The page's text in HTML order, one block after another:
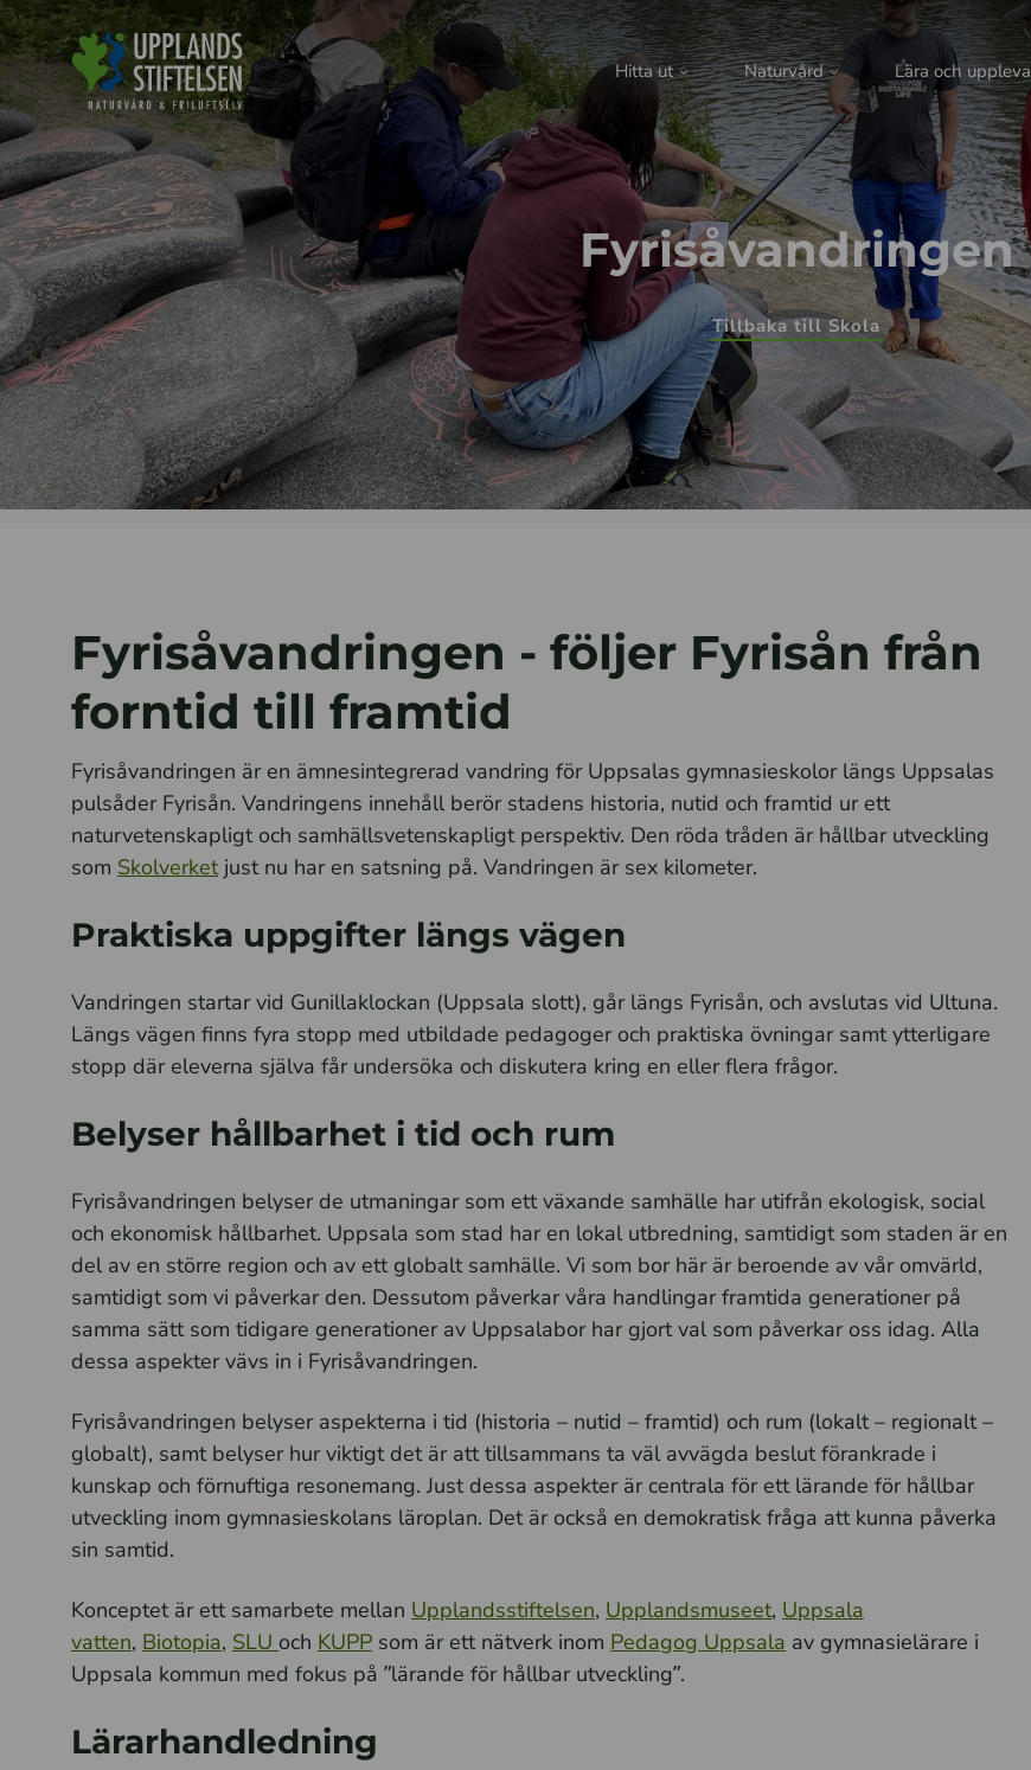
Hitta ut Naturvård Lära och uppleva
Fyrisåvandringen
Tillbaka till Skola
Fyrisåvandringen - följer Fyrisån från
forntid till framtid
Fyrisåvandringen är en ämnesintegrerad vandring för Uppsalas gymnasieskolor längs Uppsalas
pulsåder Fyrisån. Vandringens innehåll berör stadens historia, nutid och framtid ur ett
naturvetenskapligt och samhällsvetenskapligt perspektiv. Den röda tråden är hållbar utveckling
som Skolverketjust nu har en satsning på. Vandringen är sex kilometer.
Praktiska uppgifter längs vägen
Vandringen startar vid Gunillaklockan (Uppsala slott), går längs Fyrisån, och avslutas vid Ultuna.
Längs vägen finns fyra stopp med utbildade pedagoger och praktiska övningar samt ytterligare
stopp där eleverna själva får undersöka och diskutera kring en eller flera frågor.
Belyser hållbarhet i tid och rum
Fyrisåvandringen belyser de utmaningar som ett växande samhälle har utifrån ekologisk, social
och ekonomisk hållbarhet. Uppsala som stad har en lokal utbredning, samtidigt som staden är en
del av en större region och av ett globalt samhälle. Vi som bor här är beroende av vår omvärld,
samtidigt som vi påverkar den. Dessutom påverkar våra handlingar framtida generationer på
samma sätt som tidigare generationer av Uppsalabor har gjort val som påverkar oss idag. Alla
dessa aspekter vävs in i Fyrisåvandringen.
Fyrisåvandringen belyser aspekterna i tid (historia – nutid – framtid) och rum (lokalt – regionalt –
globalt), samt belyser hur viktigt det är att tillsammans ta väl avvägda beslut förankrade i
kunskap och förnuftiga resonemang. Just dessa aspekter är centrala för ett lärande för hållbar
utveckling inom gymnasieskolans läroplan. Det är också en demokratisk fråga att kunna påverka
sin samtid.
Konceptet är ett samarbete mellan Upplandsstiftelsen, Upplandsmuseet, Uppsala
vatten, Biotopia, SLU och KUPP som är ett nätverk inom Pedagog Uppsala av gymnasielärare i
Uppsala kommun med fokus på ”lärande för hållbar utveckling”.
Lärarhandledning